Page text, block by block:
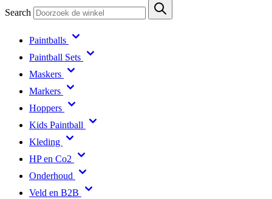
Search
Paintballs
Paintball Sets
Maskers
Markers
Hoppers
Kids Paintball
Kleding
HP en Co2
Onderhoud
Veld en B2B